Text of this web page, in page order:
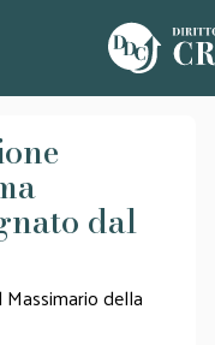
dal
della